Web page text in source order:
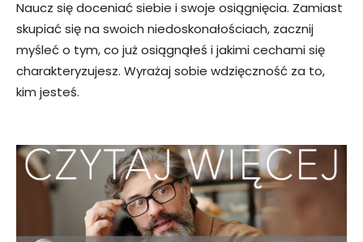
Naucz się doceniać siebie i swoje osiągnięcia. Zamiast
skupiać się na swoich niedoskonałościach, zacznij
myśleć o tym, co już osiągnąłeś i jakimi cechami się
charakteryzujesz. Wyrażaj sobie wdzięczność za to,
kim jesteś.